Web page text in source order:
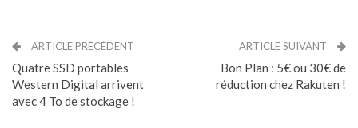
ARTICLE PRÉCÉDENT
Quatre SSD portables
Western Digital arrivent
avec 4 To de stockage !
ARTICLE SUIVANT
Bon Plan : 5€ ou 30€ de
réduction chez Rakuten !